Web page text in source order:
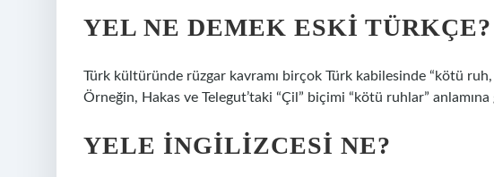
YEL NE DEMEK ESKI TÜRKÇE?
Türk kültüründe rüzgar kavramı birçok Türk kabilesinde “kötü ruh,
Örneğin, Hakas ve Telegut’taki “Çil” biçimi “kötü ruhlar” anlamına
YELE INGILIZCESI NE?